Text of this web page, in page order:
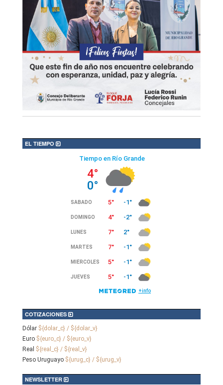
EL TIEMPO
COTIZACIONES
Dólar ${dolar_c} / ${dolar_v}
Euro ${euro_c} / ${euro_v}
Real ${real_c} / ${real_v}
Peso Uruguayo ${urug_c} / ${urug_v}
NEWSLETTER